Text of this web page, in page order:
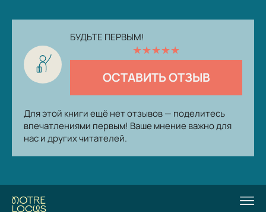
БУДЬТЕ ПЕРВЫМ!
★★★★★
ОСТАВИТЬ ОТЗЫВ
Для этой книги ещё нет отзывов — поделитесь
впечатлениями первым! Ваше мнение важно для
нас и других читателей.